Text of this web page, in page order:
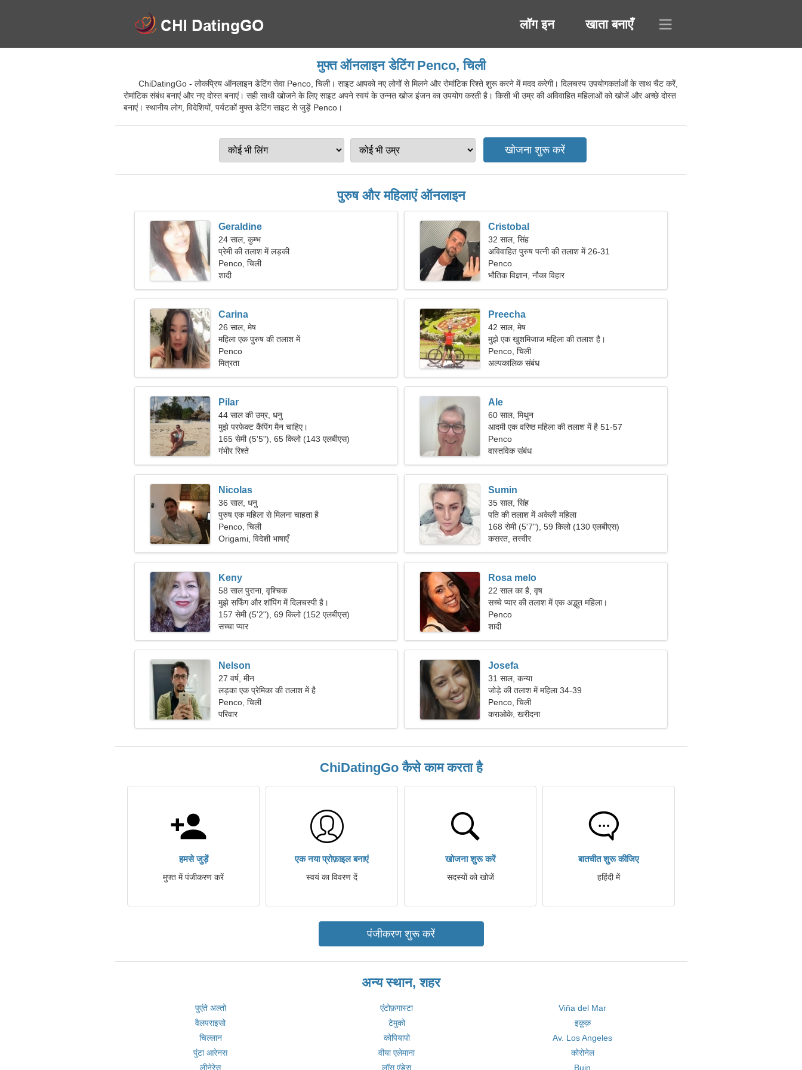
लॉग इन खाता बनाएँ
मुफ्त ऑनलाइन डेटिंग Penco, चिली
ChiDatingGo - लोकप्रिय ऑनलाइन डेटिंग सेवा Penco, चिली। साइट आपको नए लोगों से मिलने और रोमांटिक रिश्ते शुरू करने में मदद करेगी। दिलचस्प उपयोगकर्ताओं के साथ चैट करें,
रोमांटिक संबंध बनाएं और नए दोस्त बनाएं। सही साथी खोजने के लिए साइट अपने स्वयं के उन्नत खोज इंजन का उपयोग करती है। किसी भी उम्र की अविवाहित महिलाओं को खोजें और अच्छे दोस्त
बनाएं। स्थानीय लोग, विदेशियों, पर्यटकों मुफ्त डेटिंग साइट से जुड़ें Penco।
पुरुष और महिलाएं ऑनलाइन
Geraldine
24 साल, कुम्भ
प्रेमी की तलाश में लड़की
Penco, चिली
शादी
Cristobal
32 साल, सिंह
अविवाहित पुरुष पत्नी की तलाश में 26-31
Penco
भौतिक विज्ञान, नौका विहार
Carina
26 साल, मेष
महिला एक पुरुष की तलाश में
Penco
मित्रता
Preecha
42 साल, मेष
मुझे एक खुशमिजाज महिला की तलाश है।
Penco, चिली
अल्पकालिक संबंध
Pilar
44 साल की उम्र, धनु
मुझे परफेक्ट कैंपिंग मैन चाहिए।
165 सेमी (5'5"), 65 किलो (143 एलबीएस)
गंभीर रिश्ते
Ale
60 साल, मिथुन
आदमी एक वरिष्ठ महिला की तलाश में है 51-57
Penco
वास्तविक संबंध
Nicolas
36 साल, धनु
पुरुष एक महिला से मिलना चाहता है
Penco, चिली
Origami, विदेशी भाषाएँ
Sumin
35 साल, सिंह
पति की तलाश में अकेली महिला
168 सेमी (5'7"), 59 किलो (130 एलबीएस)
कसरत, तस्वीर
Keny
58 साल पुराना, वृश्चिक
मुझे सर्फिंग और शॉपिंग में दिलचस्पी है।
157 सेमी (5'2"), 69 किलो (152 एलबीएस)
सच्चा प्यार
Rosa melo
22 साल का है, वृष
सच्चे प्यार की तलाश में एक अद्भुत महिला।
Penco
शादी
Nelson
27 वर्ष, मीन
लड़का एक प्रेमिका की तलाश में है
Penco, चिली
परिवार
Josefa
31 साल, कन्या
जोड़े की तलाश में महिला 34-39
Penco, चिली
कराओके, खरीदना
ChiDatingGo कैसे काम करता है
हमसे जुड़ें
मुफ्त में पंजीकरण करें
एक नया प्रोफ़ाइल बनाएं
स्वयं का विवरण दें
खोजना शुरू करें
सदस्यों को खोजें
बातचीत शुरू कीजिए
हहिंदी में
पंजीकरण शुरू करें
अन्य स्थान, शहर
पुएंते अल्तो एंटोफ़गास्टा
Viña del Mar
वैलपराइसो
टेमुको
इक़ूक़
चिल्लान
कोपियापो
Av. Los Angeles
पुंटा आरेनस
वीया एलेमाना
कोरोनेल
लीनेरेस
लॉस एंडेस Buin